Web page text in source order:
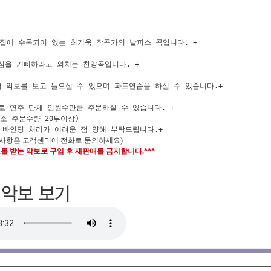
수록되어 있는 최기욱 작곡가의 낱피스 곡입니다. +
기뻐하라고 외치는 찬양곡입니다. +
보를 보고 들으실 수 있으며 파트연습을 하실 수 있습니다.+
연주 단체 인원수만큼 주문하실 수 있습니다. +
주문수량 20부이상)
인딩 처리가 어려운 점 양해 부탁드립니다.+
항은 고객센터에 전화로 문의하세요)
받는 악보로 구입 후 재판매를 금지합니다.***